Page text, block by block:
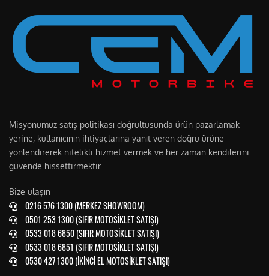
Misyonumuz satış politikası doğrultusunda ürün pazarlamak
yerine, kullanıcının ihtiyaçlarına yanıt veren doğru ürüne
yönlendirerek nitelikli hizmet vermek ve her zaman kendilerini
güvende hissettirmektir.
Bize ulaşın
0216 576 1300 (MERKEZ SHOWROOM)
0501 253 1300 (SIFIR MOTOSİKLET SATIŞI)
0533 018 6850 (SIFIR MOTOSİKLET SATIŞI)
0533 018 6851 (SIFIR MOTOSİKLET SATIŞI)
0530 427 1300 (İKİNCİ EL MOTOSİKLET SATIŞI)